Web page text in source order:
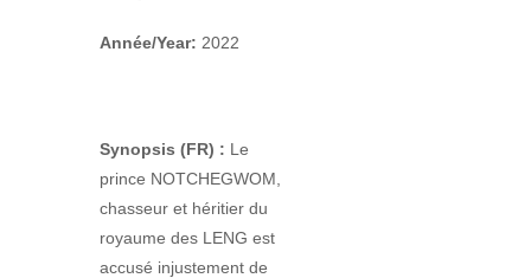
Année/Year: 2022
Synopsis (FR) : Le
prince NOTCHEGWOM,
chasseur et héritier du
royaume des LENG est
accusé injustement de